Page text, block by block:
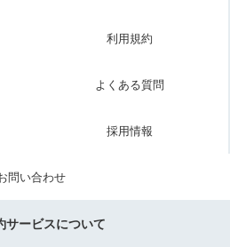
利用規約
よくある質問
採用情報
問い合わせ
サービスについて